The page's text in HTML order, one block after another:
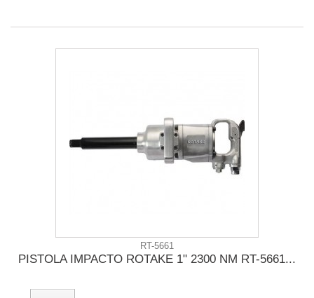
RT-5661
PISTOLA IMPACTO ROTAKE 1" 2300 NM RT-5661...